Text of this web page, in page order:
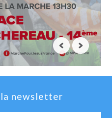
newsletter